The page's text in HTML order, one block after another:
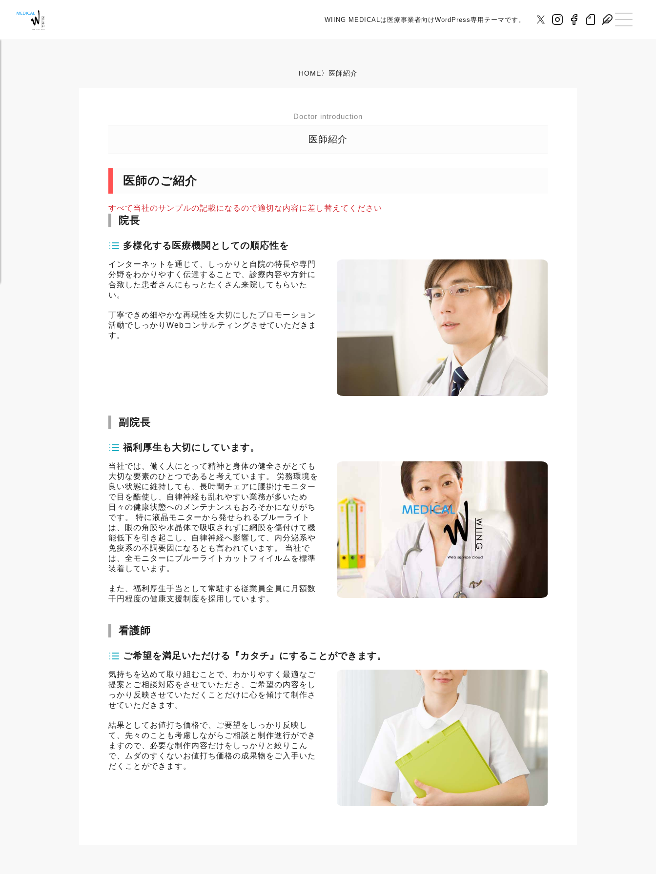
WIING MEDICALは医療事業者向けWordPress専用テーマです。
HOME〉医師紹介
Doctor introduction
医師紹介
医師のご紹介
すべて当社のサンプルの記載になるので適切な内容に差し替えてください
院長
多様化する医療機関としての順応性を
インターネットを通じて、しっかりと自院の特長や専門
分野をわかりやすく伝達することで、診療内容や方針に
合致した患者さんにもっとたくさん来院してもらいた
い。
丁寧できめ細やかな再現性を大切にしたプロモーション
活動でしっかりWebコンサルティングさせていただきま
す。
副院長
福利厚生も大切にしています。
当社では、働く人にとって精神と身体の健全さがとても
大切な要素のひとつであると考えています。 労務環境を
良い状態に維持しても、長時間チェアに腰掛けモニター
で目を酷使し、自律神経も乱れやすい業務が多いため
日々の健康状態へのメンテナンスもおろそかになりがち
です。 特に液晶モニターから発せられるブルーライト
は、眼の角膜や水晶体で吸収されずに網膜を傷付けて機
能低下を引き起こし、自律神経へ影響して、内分泌系や
免疫系の不調要因になるとも言われています。 当社で
は、全モニターにブルーライトカットフィイルムを標準
装着しています。
また、福利厚生手当として常駐する従業員全員に月額数
千円程度の健康支援制度を採用しています。
看護師
ご希望を満足いただける『カタチ』にすることができます。
気持ちを込めて取り組むことで、わかりやすく最適なご
提案とご相談対応をさせていただき、ご希望の内容をし
っかり反映させていただくことだけに心を傾けて制作さ
せていただきます。
結果としてお値打ち価格で、ご要望をしっかり反映し
て、先々のことも考慮しながらご相談と制作進行ができ
ますので、必要な制作内容だけをしっかりと絞りこん
で、ムダのすくないお値打ち価格の成果物をご入手いた
だくことができます。